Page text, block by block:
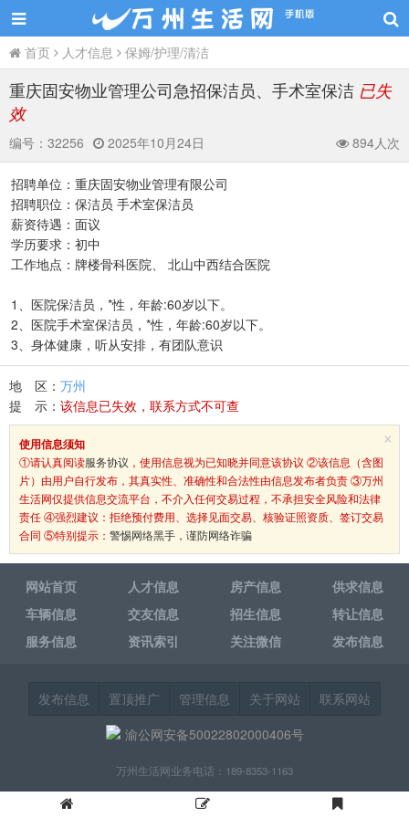
首页 人才信息 保姆/护理/清洁
重庆固安物业管理公司急招保洁员、手术室保洁 已失
效
编号： 32256 2025年10月24日 894人次
招聘单位：重庆固安物业管理有限公司
招聘职位：保洁员 手术室保洁员
薪资待遇：面议
学历要求：初中
工作地点：牌楼骨科医院、 北山中西结合医院
1、医院保洁员，*性，年龄:60岁以下。
2、医院手术室保洁员，*性，年龄:60岁以下。
3、身体健康，听从安排，有团队意识
地 区： 万州
提 示： 该信息已失效，联系方式不可查
×
使用信息须知
①请认真阅读服务协议 ，使用信息视为已知晓并同意该协议 ②该信息（含图
片）由用户自行发布，其真实性、准确性和合法性由信息发布者负责 ③万州
生活网仅提供信息交流平台，不介入任何交易过程，不承担安全风险和法律
责任 ④强烈建议：拒绝预付费用、选择见面交易、核验证照资质、签订交易
合同 ⑤特别提示： 警惕网络黑手，谨防网络诈骗
网站首页 人才信息 房产信息
供求信息
车辆信息
交友信息 招生信息
转让信息
服务信息
资讯索引 关注微信 发布信息
发布信息 置顶推广 管理信息 关于网站
联系网站
渝公网安备50022802000406号
万州生活网业务电话：189-8353-1163